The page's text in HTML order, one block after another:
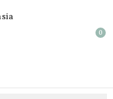
0